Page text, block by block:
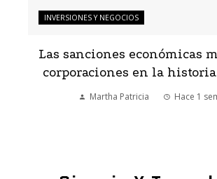
INVERSIONES Y NEGOCIOS
Las sanciones económicas
corporaciones en la
Martha Patricia Hace 1